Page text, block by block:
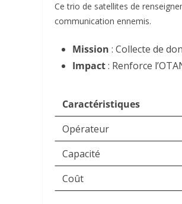
Ce trio de satellites de
communication ennemis.
Mission : Collecte de
Impact: Renforce
Caractéristiques
Opérateur
Capacité
Coût